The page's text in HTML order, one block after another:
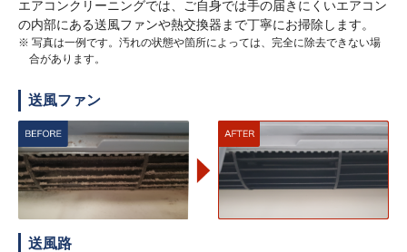
エアコンクリーニングでは、ご自身では手の届きにくいエアコン
の内部にある送風ファンや熱交換器まで丁寧にお掃除します。
※ 写真は一例です。汚れの状態や箇所によっては、完全に除去できない場
合があります。
送風ファン
送風路